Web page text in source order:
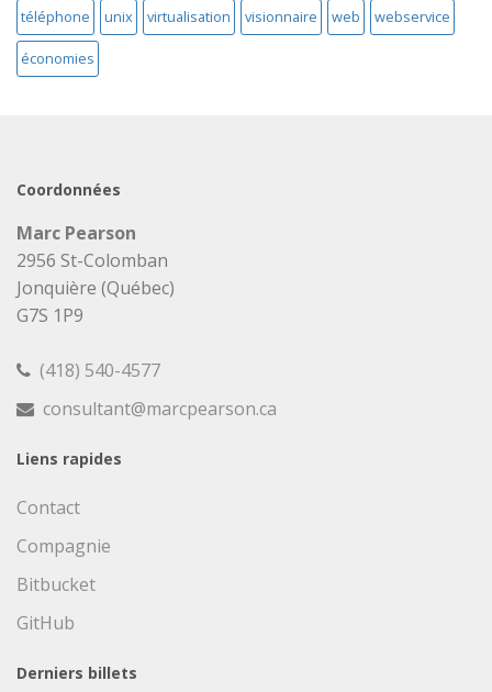
téléphone unix virtualisation visionnaire web webservice
économies
Coordonnées
Marc Pearson
2956 St-Colomban
Jonquière (Québec)
G7S 1P9
(418) 540-4577
consultant@marcpearson.ca
Liens rapides
Contact
Compagnie
Bitbucket
GitHub
Derniers billets